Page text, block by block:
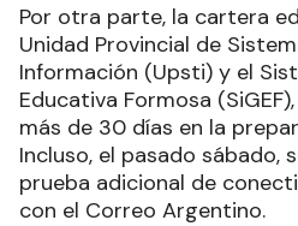
Por otra parte, la cartera
Unidad Provincial de
Información (Upsti) y el
Educativa Formosa
más de 30 días en la
Incluso, el pasado sábado,
prueba adicional de
con el Correo Argentino.